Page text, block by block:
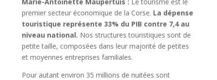
premier secteur économique de la Corse. La dépense
touristique représente 33% du PIB contre 7,4 au
niveau national. Nos structures touristiques sont de
petite taille, composées dans leur majorité de petites
et moyennes entreprises familiales.
Pour autant environ 35 millions de nuitées sont